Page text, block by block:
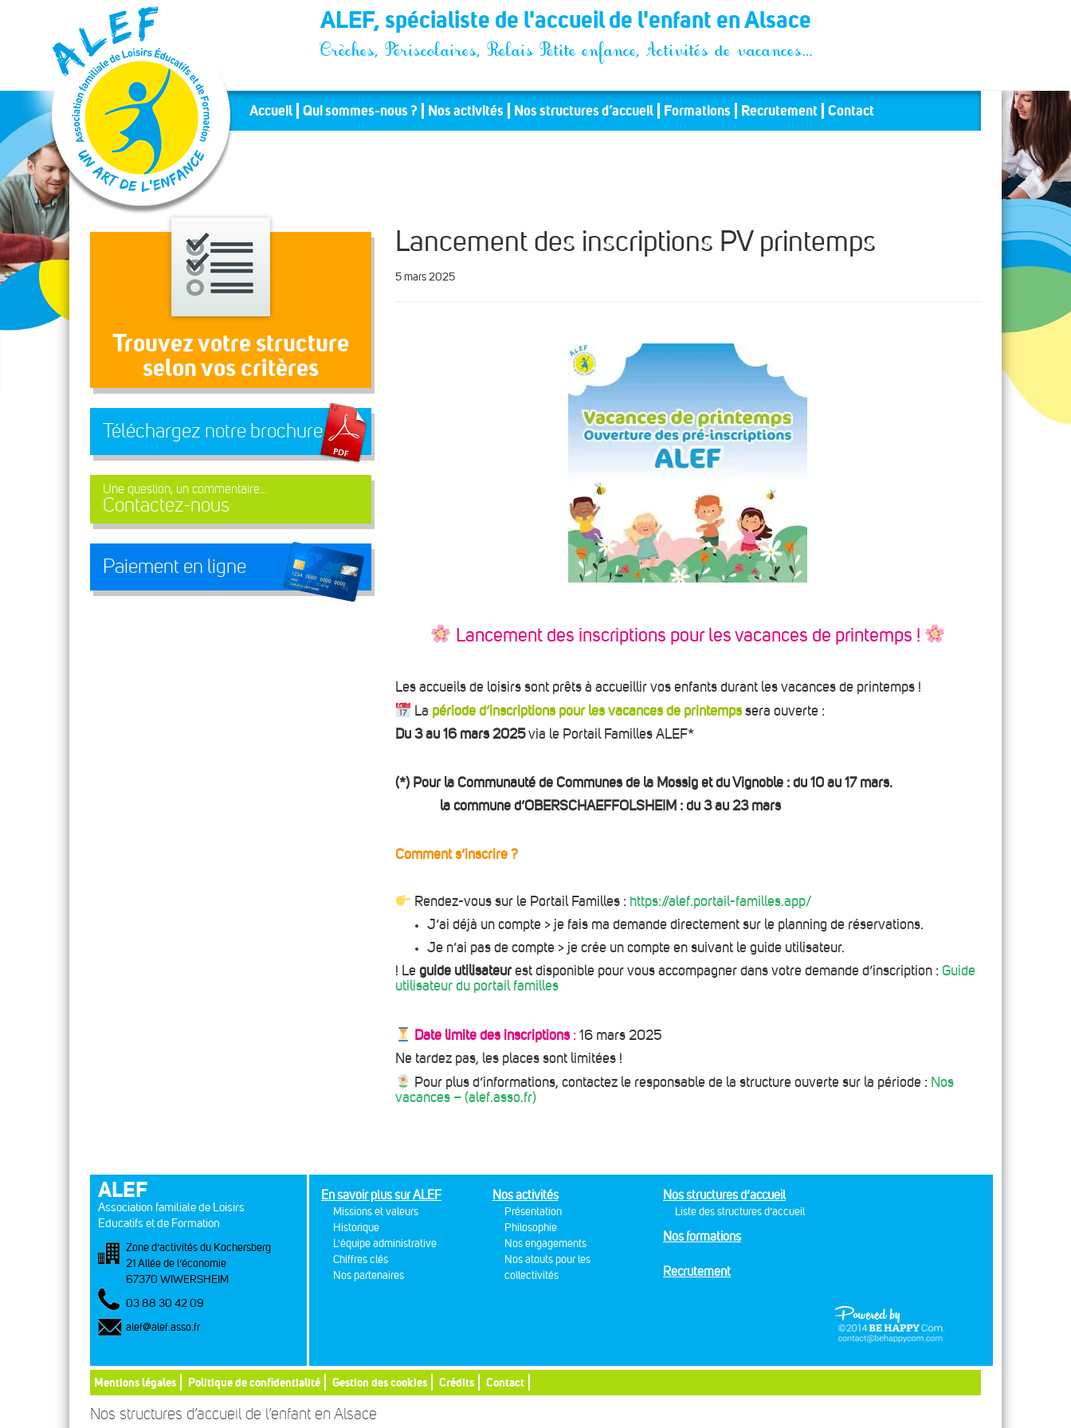
Panneau de gestion des cookies ALEF, spécialiste de l'accueil de l'enfant en Alsace
Crèches, Périscolaires, Relais Petite enfance, Activités de vacances…
Accueil Qui sommes-nous ? Nos activités Nos structures d’accueil Formations Recrutement Contact
Trouvez votre structure
selon vos critères
Téléchargez notre brochure
Une question, un commentaire...
Contactez-nous
Paiement en ligne
Lancement des inscriptions PV printemps
5 mars 2025
Lancement des inscriptions pour les vacances de printemps !
Les accueils de loisirs sont prêts à accueillir vos enfants durant les vacances de printemps !
La période d’inscriptions pour les vacances de printempssera ouverte :
Du 3 au 16 mars 2025via le Portail Familles ALEF*
(*) Pour la Communauté de Communes de la Mossig et du Vignoble : du 10 au 17 mars.
la commune d’OBERSCHAEFFOLSHEIM : du 3 au 23 mars
Comment s’inscrire ?
Rendez-vous sur le Portail Familles : https://alef.portail-familles.app/
J’ai déjà un compte > je fais ma demande directement sur le planning de réservations.
Je n’ai pas de compte > je crée un compte en suivant le guide utilisateur.
! Le guide utilisateurest disponible pour vous accompagner dans votre demande d’inscription : Guide
utilisateur du portail familles
Date limite des inscriptions: 16 mars 2025
Ne tardez pas, les places sont limitées !
Pour plus d’informations, contactez le responsable de la structure ouverte sur la période : Nos
vacances – (alef.asso.fr)
ALEF
Association familiale de Loisirs
Educatifs et de Formation
Zone d’activités du Kochersberg
21 Allée de l’économie
67370 WIWERSHEIM
03 88 30 42 09
alef@alef.asso.fr
En savoir plus sur ALEF
Missions et valeurs
Historique
L'équipe administrative
Chiffres clés
Nos partenaires
Nos activités
Présentation
Philosophie
Nos engagements
Nos atouts pour les
collectivités
Nos structures d’accueil
Liste des structures d’accueil
Nos formations
Recrutement
Mentions légales Politique de confidentialité Gestion des cookies Crédits Contact
Nos structures d’accueil de l’enfant en Alsace